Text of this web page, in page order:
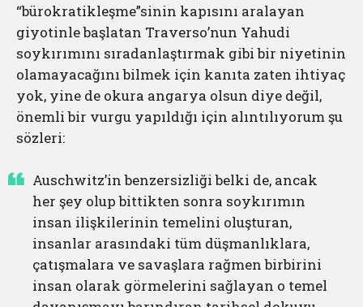
“bürokratikleşme”sinin kapısını aralayan
giyotinle başlatan Traverso’nun Yahudi
soykırımını sıradanlaştırmak gibi bir niyetinin
olamayacağını bilmek için kanıta zaten ihtiyaç
yok, yine de okura angarya olsun diye değil,
önemli bir vurgu yapıldığı için alıntılıyorum şu
sözleri:
Auschwitz’in benzersizliği belki de, ancak
her şey olup bittikten sonra soykırımın
insan ilişkilerinin temelini oluşturan,
insanlar arasındaki tüm düşmanlıklara,
çatışmalara ve savaşlara rağmen birbirini
insan olarak görmelerini sağlayan o temel